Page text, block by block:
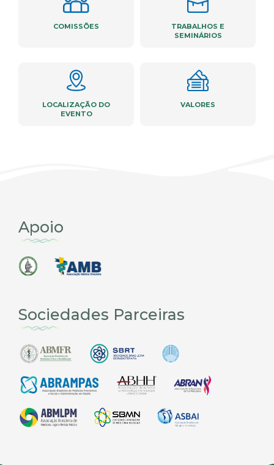
COMISSÕES
TRABALHOS E
SEMINÁRIOS
LOCALIZAÇÃO DO
EVENTO
VALORES
Apoio
Sociedades Parceiras